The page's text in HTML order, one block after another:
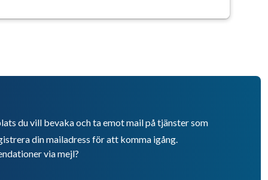
du vill bevaka och ta emot mail på tjänster som
din mailadress för att komma igång.
via mejl?